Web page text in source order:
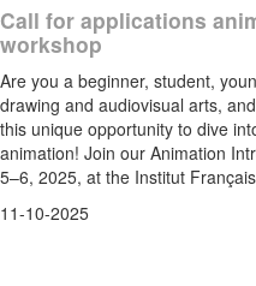
Call for applications
workshop
Are you a beginner, student,
drawing and audiovisual arts,
this unique opportunity to dive
animation! Join our Animation
5–6, 2025, at the Institut
11-10-2025